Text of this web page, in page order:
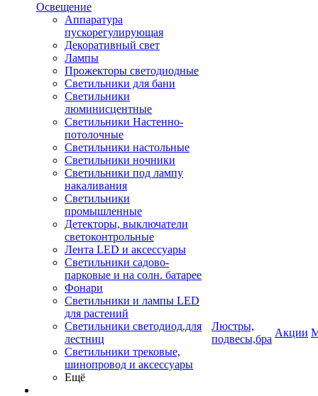
Освещение
Аппаратура
пускорегулирующая
Декоративный свет
Лампы
Прожекторы светодиодные
Светильники для бани
Светильники
люминисцентные
Светильники Настенно-
потолочные
Светильники настольные
Светильники ночники
Светильники под лампу
накаливания
Светильники
промышленные
Детекторы, выключатели
светоконтрольные
Лента LED и аксессуары
Светильники садово-
парковые и на солн. батарее
Фонари
Светильники и лампы LED
для растений
Светильники светодиод.для
лестниц
Светильники трековые,
шинопровод и аксессуары
Ещё
Люстры,
подвесы,бра
Акции